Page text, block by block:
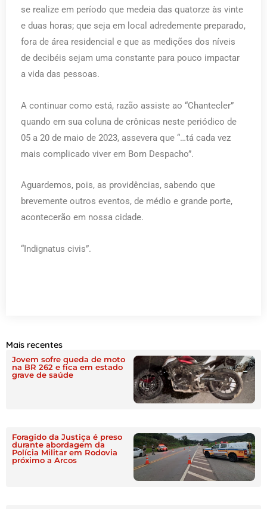
se realize em período que medeia das quatorze às vinte
e duas horas; que seja em local adredemente preparado,
fora de área residencial e que as medições dos níveis
de decibéis sejam uma constante para pouco impactar
a vida das pessoas.
A continuar como está, razão assiste ao “Chantecler”
quando em sua coluna de crônicas neste periódico de
05 a 20 de maio de 2023, assevera que “…tá cada vez
mais complicado viver em Bom Despacho”.
Aguardemos, pois, as providências, sabendo que
brevemente outros eventos, de médio e grande porte,
acontecerão em nossa cidade.
“Indignatus civis”.
Mais recentes
Jovem sofre queda de moto
na BR 262 e fica em estado
grave de saúde
Foragido da Justiça é preso
durante abordagem da
Polícia Militar em Rodovia
próximo a Arcos